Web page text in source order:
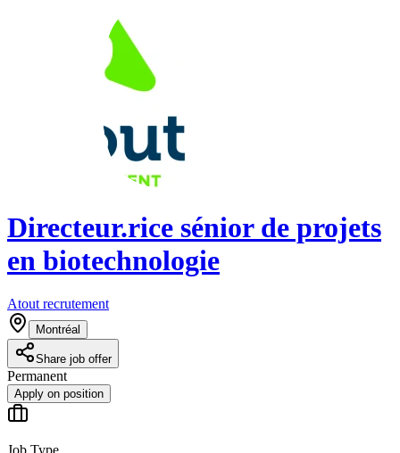
Directeur.rice sénior de projets
en biotechnologie
Atout recrutement
Montréal
Share job offer
Permanent
Apply on position
Job Type